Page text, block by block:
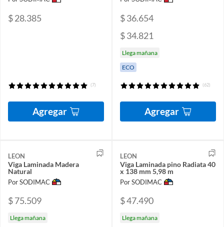
$ 28.385
(7)
Agregar
$ 36.654
$ 34.821
Llega mañana
ECO
(62)
Agregar
LEON
Viga Laminada Madera
Natural
Por SODIMAC
$ 75.509
Llega mañana
LEON
Viga Laminada pino Radiata 40
x 138 mm 5,98 m
Por SODIMAC
$ 47.490
Llega mañana